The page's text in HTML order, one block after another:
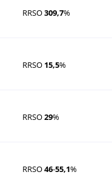
RRSO309,7%
RRSO 15,5%
RRSO29%
RRSO46-55,1%